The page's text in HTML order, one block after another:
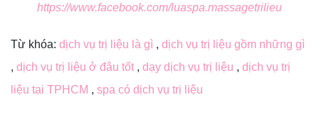
https://www.facebook.com/luaspa.massagetrilieu
Từ khóa: dịch vụ trị liệu là gì , dịch vụ trị liệu gồm những gì
, dịch vụ trị liệu ở đâu tốt , dạy dịch vụ trị liệu , dịch vụ trị
liệu tại TPHCM , spa có dịch vụ trị liệu